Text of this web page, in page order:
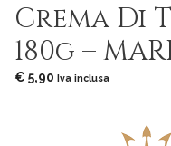
Crema Di
180g –
€ 5,90 Iva inclusa